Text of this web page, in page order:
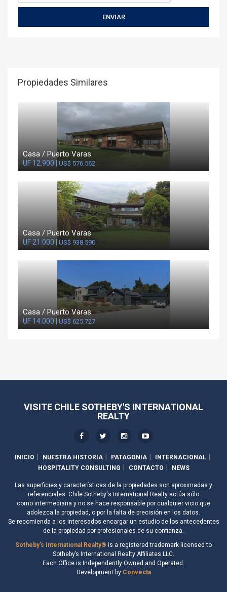
Propiedades Similares
Casa / Puerto Varas
UF 12.900 | US$ 576.562
Casa / Puerto Varas
UF 21.000 | US$ 938.590
Casa / Puerto Varas
UF 14.000 | US$ 625.727
VISITE CHILE SOTHEBY'S INTERNATIONAL
REALTY
INICIO NUESTRA HISTORIA PATAGONIA
INTERNACIONAL
HOSPITALITY CONSULTING
CONTACTO NEWS
Las superficies y características de la propiedades son aproximadas y
referenciales. Chile Sotheby's International Realty actúa sólo
como intermediaria y no se hace responsable por cualquier vicio que
adolezca la propiedad, o por la falta de precisión en los datos.
Se recomienda a los interesados encargar un estudio de los antecedentes
de la propiedad por profesionales de su confianza.
Sotheby's International Realty® is a registered trademark licensed to
Sotheby’s International Realty Affiliates LLC.
Each Office is Independently Owned and Operated.
Development by Convecta